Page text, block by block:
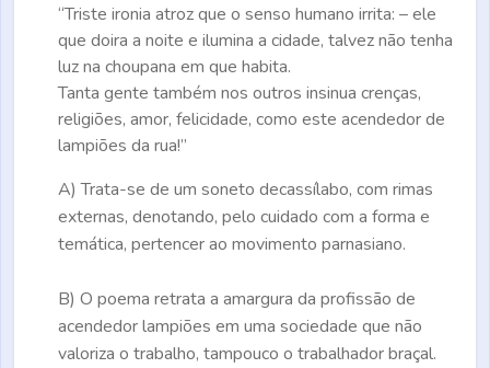
“Triste ironia atroz que o senso humano irrita: – ele
que doira a noite e ilumina a cidade, talvez não tenha
luz na choupana em que habita.
Tanta gente também nos outros insinua crenças,
religiões, amor, felicidade, como este acendedor de
lampiões da rua!”
A) Trata-se de um soneto decassílabo, com rimas
externas, denotando, pelo cuidado com a forma e
temática, pertencer ao movimento parnasiano.
B) O poema retrata a amargura da profissão de
acendedor lampiões em uma sociedade que não
valoriza o trabalho, tampouco o trabalhador braçal.